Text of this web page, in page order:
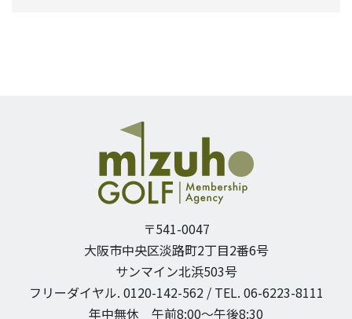
〒541-0047
大阪市中央区淡路町2丁目2番6号
サンマイン北浜503号
フリーダイヤル. 0120-142-562 / TEL. 06-6223-8111
年中無休 午前8:00〜午後8:30